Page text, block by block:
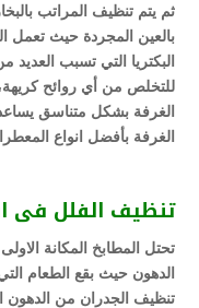
ثم يتم تنظيف المراتب
بالعين المجردة حيث تعمل
البكتريا التي تسبب العديد
للتخلص من أي روائح
الغرفة بشكل متناسق
الغرفة بأفضل انواع
تنظيف الفلل فى
تحتل المطابخ المكانة
الدهون حيث بقع الطعام
تنظيف الجدران من الدهون